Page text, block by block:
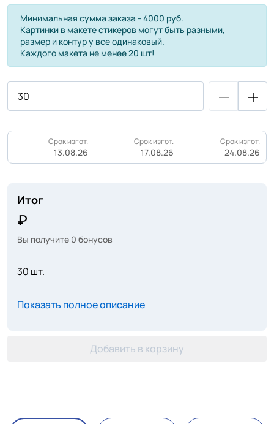
Минимальная сумма заказа - 4000 руб.
Картинки в макете стикеров могут быть разными,
размер и контур у все одинаковый.
Каждого макета не менее 20 шт!
Срок изгот.
13.08.26
Срок изгот.
17.08.26
Срок изгот.
24.08.26
Итог
Вы получите 0 бонусов
30 шт.
Показать полное описание
Добавить в корзину